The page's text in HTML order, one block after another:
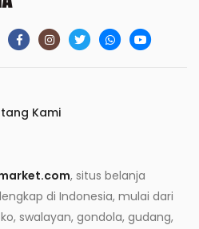
Kami
, situs belanja
di Indonesia, mulai dari
swalayan, gondola, gudang,